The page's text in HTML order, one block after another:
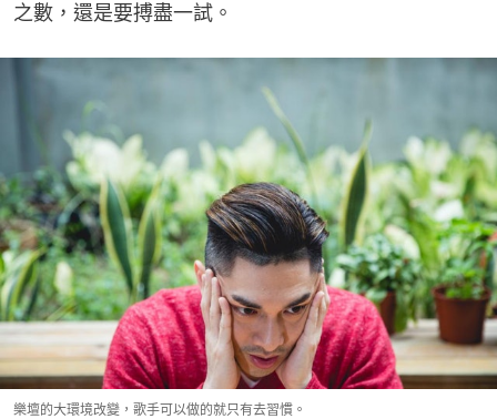
之數，還是要搏盡一試。
樂壇的大環境改變，歌手可以做的就只有去習慣。